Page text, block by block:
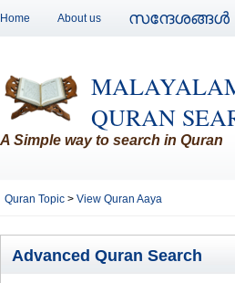
Home About us സന്ദേശങ്ങള്‍
QURAN
A Simple way to search in Quran
Quran Topic > View Quran Aaya
Advanced Quran Search